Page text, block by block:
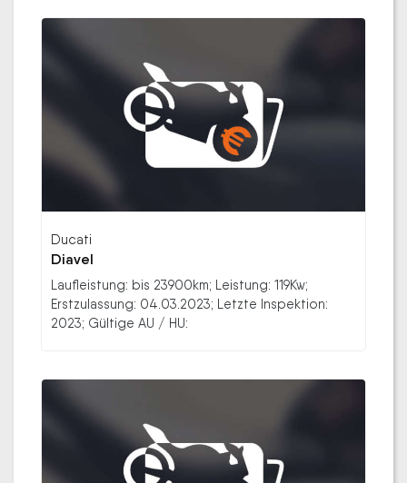
Ducati
Diavel
Laufleistung: bis 23900km; Leistung: 119Kw;
Erstzulassung: 04.03.2023; Letzte Inspektion:
2023; Gültige AU / HU: